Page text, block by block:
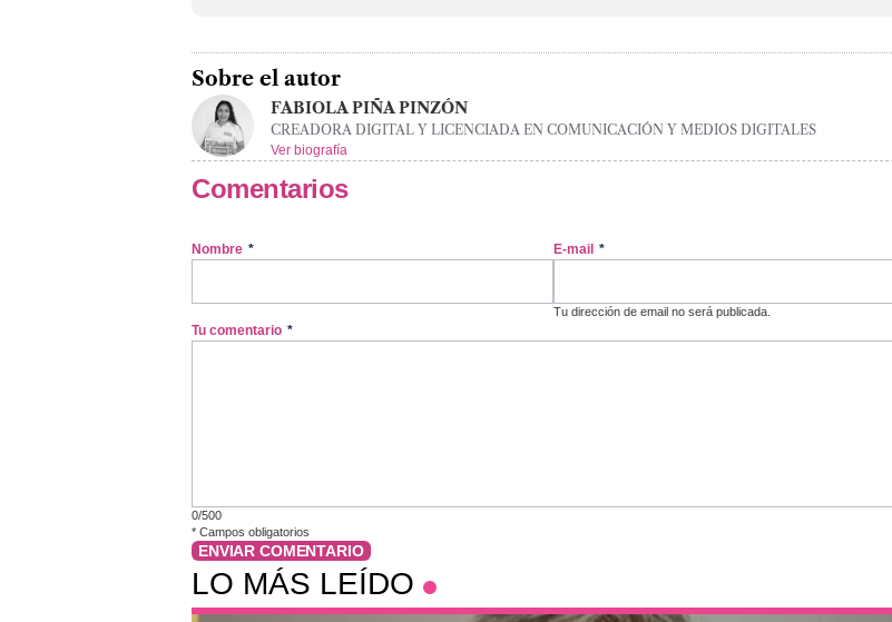
Sobre el autor
FABIOLA PIÑA PINZÓN
CREADORA DIGITAL Y LICENCIADA EN COMUNICACIÓN Y MEDIOS DIGITALES
Ver biografía
Comentarios
Nombre * E-mail *
Tu dirección de email no será publicada.
Tu comentario *
0/500
* Campos obligatorios
ENVIAR COMENTARIO
LO MÁS LEÍDO